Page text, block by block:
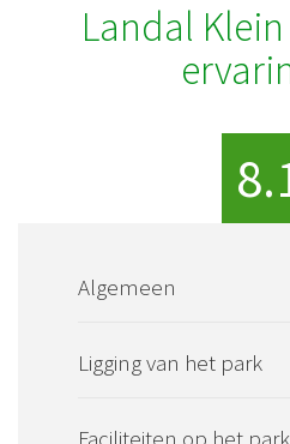
Landal
Algemeen
Ligging van het park
Faciliteiten op het park